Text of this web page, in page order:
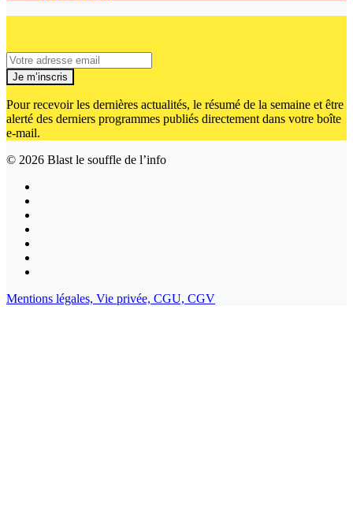
Je m’inscris
Pour recevoir les dernières actualités, le résumé de la semaine et être
alerté des derniers programmes publiés directement dans votre boîte
e-mail.
© 2026 Blast le souffle de l’info
Mentions légales, Vie privée, CGU, CGV